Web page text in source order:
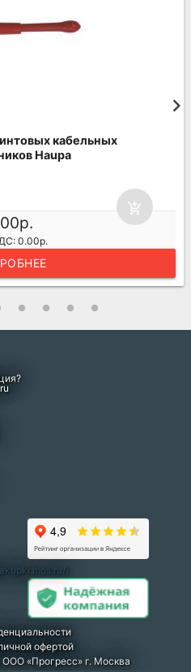
кабельных
Haupa
add_shopping_cart
0.00р.
офертой
«Прогресс» г. Москва